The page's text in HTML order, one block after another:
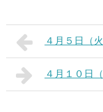
４月５日（
４月１０日